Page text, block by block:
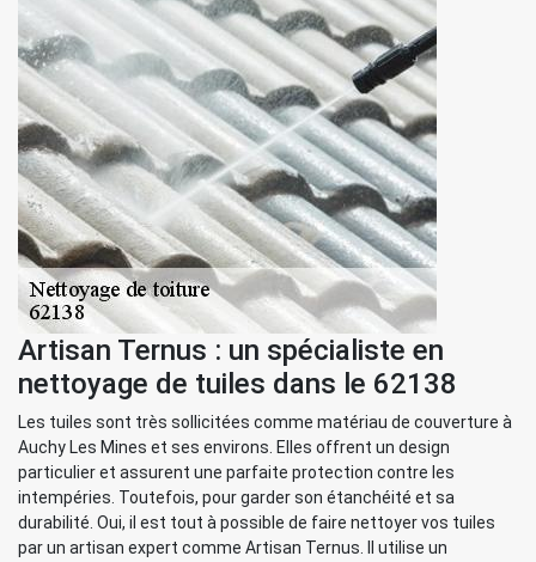
Artisan Ternus : un spécialiste en
nettoyage de tuiles dans le 62138
Les tuiles sont très sollicitées comme matériau de couverture à
Auchy Les Mines et ses environs. Elles offrent un design
particulier et assurent une parfaite protection contre les
intempéries. Toutefois, pour garder son étanchéité et sa
durabilité. Oui, il est tout à possible de faire nettoyer vos tuiles
par un artisan expert comme Artisan Ternus. Il utilise un